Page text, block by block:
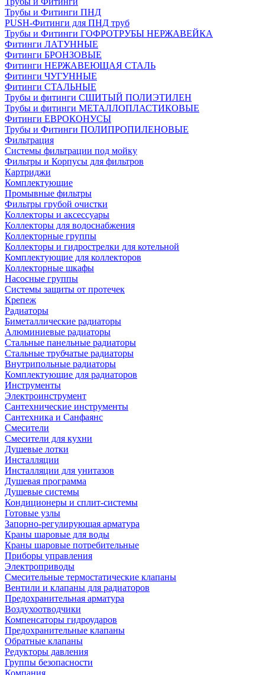
Трубы и Фитинги ПНД
PUSH-Фитинги для ПНД труб
Трубы и Фитинги ГОФРОТРУБЫ НЕРЖАВЕЙКА
Фитинги ЛАТУННЫЕ
Фитинги БРОНЗОВЫЕ
Фитинги НЕРЖАВЕЮЩАЯ СТАЛЬ
Фитинги ЧУГУННЫЕ
Фитинги СТАЛЬНЫЕ
Трубы и фитинги СШИТЫЙ ПОЛИЭТИЛЕН
Трубы и фитинги МЕТАЛЛОПЛАСТИКОВЫЕ
Фитинги ЕВРОКОНУСЫ
Трубы и Фитинги ПОЛИПРОПИЛЕНОВЫЕ
Фильтрация
Системы фильтрации под мойку
Фильтры и Корпусы для фильтров
Картриджи
Комплектующие
Промывные фильтры
Фильтры грубой очистки
Коллекторы и аксессуары
Коллекторы для водоснабжения
Коллекторные группы
Коллекторы и гидрострелки для котельной
Комплектующие для коллекторов
Коллекторные шкафы
Насосные группы
Системы защиты от протечек
Крепеж
Радиаторы
Биметаллические радиаторы
Алюминиевые радиаторы
Стальные панельные радиаторы
Стальные трубчатые радиаторы
Внутрипольные радиаторы
Комплектующие для радиаторов
Инструменты
Электроинструмент
Сантехнические инструменты
Сантехника и Санфаянс
Смесители
Смесители для кухни
Душевые лотки
Инсталляции
Инсталляции для унитазов
Душевая программа
Душевые системы
Кондиционеры и сплит-системы
Готовые узлы
Запорно-регулирующая арматура
Краны шаровые для воды
Краны шаровые потребительные
Приборы управления
Электроприводы
Смесительные термостатические клапаны
Вентили и клапаны для радиаторов
Предохранительная арматура
Воздухоотводчики
Компенсаторы гидроударов
Предохранительные клапаны
Обратные клапаны
Редукторы давления
Группы безопасности
Компания